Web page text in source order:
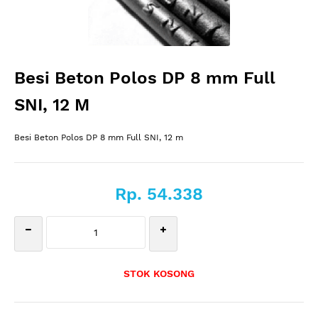
Besi Beton Polos DP 8 mm Full
SNI, 12 M
Besi Beton Polos DP 8 mm Full SNI, 12 m
Rp. 54.338
STOK KOSONG